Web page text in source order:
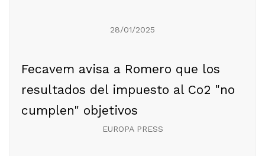
28/01/2025
Fecavem avisa a Romero que los
resultados del impuesto al Co2 "no
cumplen" objetivos
EUROPA PRESS